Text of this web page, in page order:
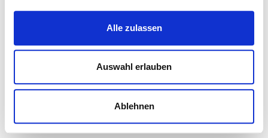
Alle zulassen
Auswahl erlauben
Ablehnen